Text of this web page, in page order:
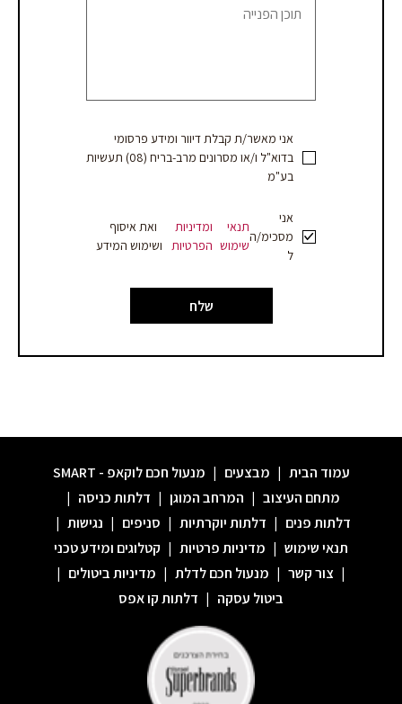
הצעת
אני מאשר/ת קבלת דיוור ומידע פרסומי
בדוא"ל ו/או מסרונים מרב-בריח (08) תעשיות
בע"מ
אני
מסכימ/ה
ל
תנאי
שימוש
ומדיניות
הפרטיות
ואת איסוף
ושימוש המידע
שלח
עמוד הבית | מבצעים | מנעול חכם לוקאפ - SMART
מתחם העיצוב | המרחב המוגן | דלתות כניסה |
דלתות פנים | דלתות יוקרתיות | סניפים | נגישות |
תנאי שימוש | מדיניות פרטיות | קטלוגים ומידע טכני
| צור קשר | מנעול חכם לדלת | מדיניות ביטולים |
ביטול עסקה | דלתות קו אפס